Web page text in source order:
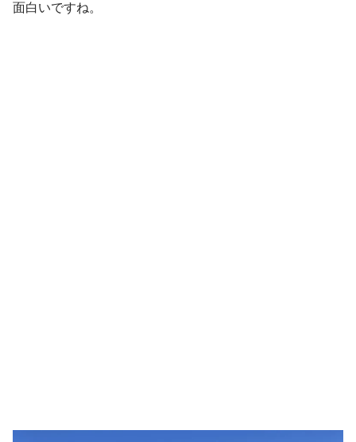
面白いですね。